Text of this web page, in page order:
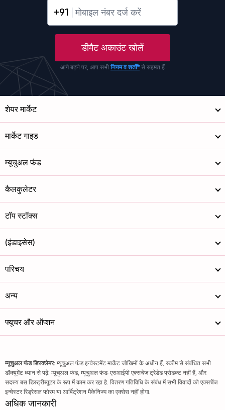
+91
डीमैट अकाउंट खोलें
आगे बढ़ने पर, आप सभी नियम व शर्तों*से सहमत हैं
शेयर मार्केट
मार्केट गाइड
म्यूचुअल फंड
कैलकुलेटर
टॉप स्टॉक्स
(इंडाइसेस)
परिचय
अन्य
फ्यूचर और ऑप्शन
म्यूचुअल फंड डिस्क्लेमर: म्यूचुअल फंड इन्वेस्टमेंट मार्केट जोखिमों के अधीन हैं, स्कीम से संबंधित सभी
डॉक्यूमेंट ध्यान से पढ़ें. म्यूचुअल फंड, म्यूचुअल फंड-एसआईपी एक्सचेंज ट्रेडेड प्रोडक्ट नहीं हैं, और
सदस्य बस डिस्ट्रीब्यूटर के रूप में काम कर रहा है. वितरण गतिविधि के संबंध में सभी विवादों को एक्सचेंज
इन्वेस्टर रिड्रेसल फोरम या आर्बिट्रेशन मैकेनिज्म का एक्सेस नहीं होगा.
अधिक जानकारी